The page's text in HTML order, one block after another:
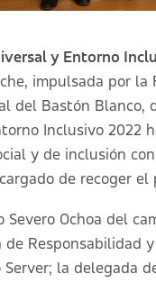
y Entorno
impulsada por
del Bastón Blanco,
Inclusivo
y de inclusión
de recoger el
Ochoa del
Responsabilidad
la delegada